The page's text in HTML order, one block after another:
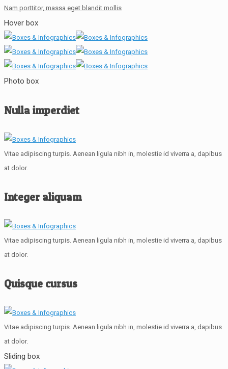
Nam porttitor, massa eget blandit mollis
Hover box
Photo box
Nulla imperdiet
Vitae adipiscing turpis. Aenean ligula nibh in, molestie id viverra a, dapibus
at dolor.
Integer aliquam
Vitae adipiscing turpis. Aenean ligula nibh in, molestie id viverra a, dapibus
at dolor.
Quisque cursus
Vitae adipiscing turpis. Aenean ligula nibh in, molestie id viverra a, dapibus
at dolor.
Sliding box